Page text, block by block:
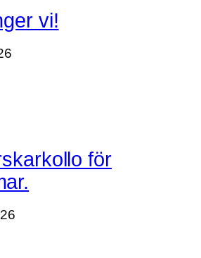
vi!
för